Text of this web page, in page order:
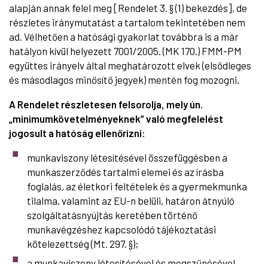
alapján annak felel meg [Rendelet 3. § (1) bekezdés], de
részletes iránymutatást a tartalom tekintetében nem
ad. Vélhetően a hatósági gyakorlat továbbra is a már
hatályon kívül helyezett 7001/2005. (MK 170.) FMM-PM
együttes irányelv által meghatározott elvek (elsődleges
és másodlagos minősítő jegyek) mentén fog mozogni.
A Rendelet részletesen felsorolja, mely ún.
„minimumkövetelményeknek” való megfelelést
jogosult a hatóság ellenőrizni:
munkaviszony létesítésével összefüggésben a
munkaszerződés tartalmi elemei és az írásba
foglalás, az életkori feltételek és a gyermekmunka
tilalma, valamint az EU-n belüli, határon átnyúló
szolgáltatásnyújtás keretében történő
munkavégzéshez kapcsolódó tájékoztatási
kötelezettség (Mt. 297. §);